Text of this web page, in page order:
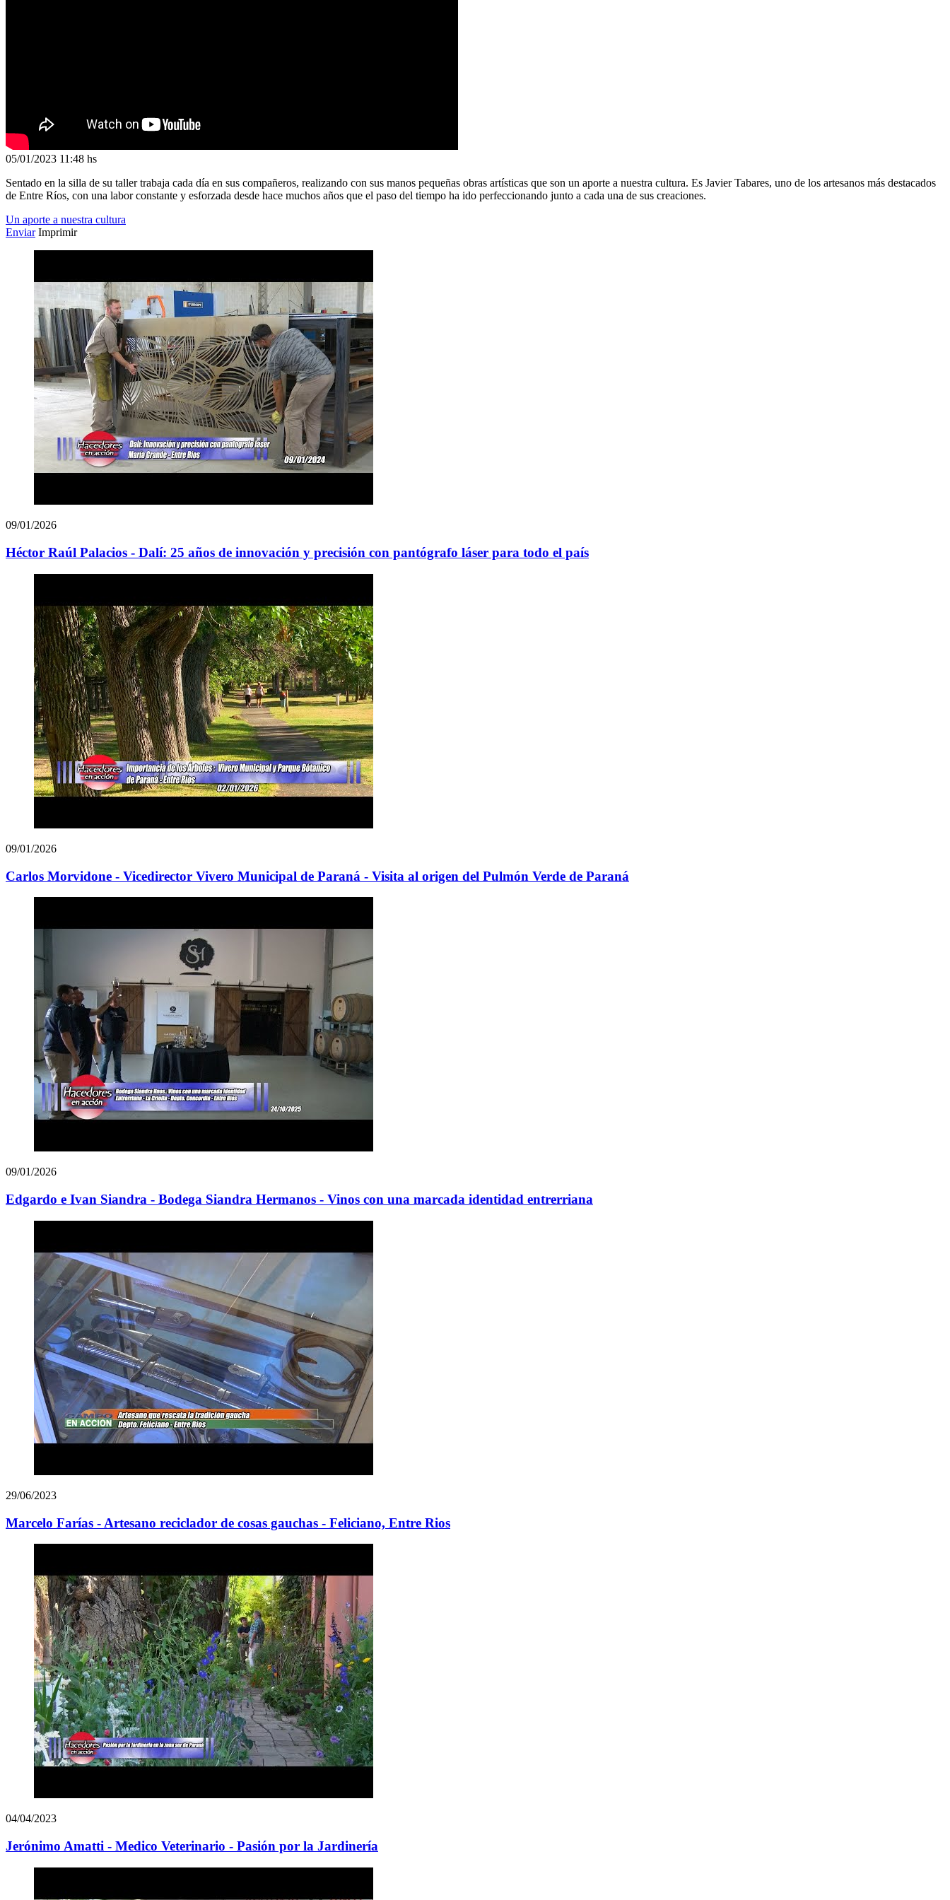
05/01/2023 11:48 hs
Sentado en la silla de su taller trabaja cada día en sus compañeros, realizando con sus manos pequeñas obras artísticas que son un aporte a nuestra cultura. Es Javier Tabares, uno de los artesanos más destacados
de Entre Ríos, con una labor constante y esforzada desde hace muchos años que el paso del tiempo ha ido perfeccionando junto a cada una de sus creaciones.
Un aporte a nuestra cultura
Enviar Imprimir
09/01/2026
Héctor Raúl Palacios - Dalí: 25 años de innovación y precisión con pantógrafo láser para todo el país
09/01/2026
Carlos Morvidone - Vicedirector Vivero Municipal de Paraná - Visita al origen del Pulmón Verde de Paraná
09/01/2026
Edgardo e Ivan Siandra - Bodega Siandra Hermanos - Vinos con una marcada identidad entrerriana
29/06/2023
Marcelo Farías - Artesano reciclador de cosas gauchas - Feliciano, Entre Rios
04/04/2023
Jerónimo Amatti - Medico Veterinario - Pasión por la Jardinería